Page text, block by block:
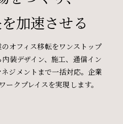
加速させる
オフィス移転をワンストップ
装デザイン、施工、通信イン
ジメントまで一括対応。 企業
ークプレイスを実現します。